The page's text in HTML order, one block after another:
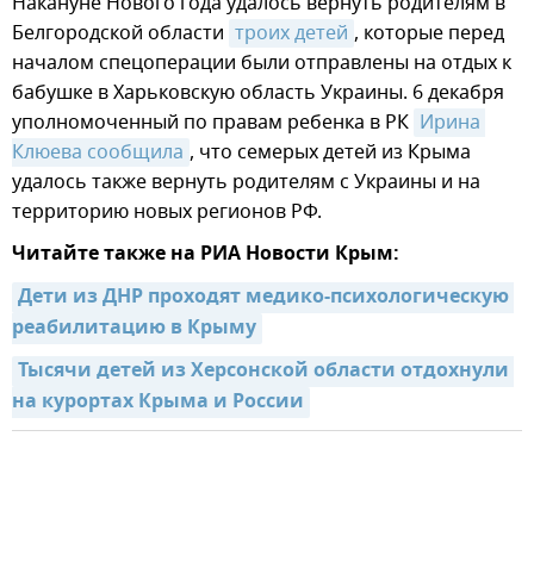
Белгородской области троих детей , которые перед
началом спецоперации были отправлены на отдых к
бабушке в Харьковскую область Украины. 6 декабря
уполномоченный по правам ребенка в РК Ирина
Клюева сообщила , что семерых детей из Крыма
удалось также вернуть родителям с Украины и на
территорию новых регионов РФ.
Читайте также на РИА Новости Крым:
Дети из ДНР проходят медико-психологическую
реабилитацию в Крыму
Тысячи детей из Херсонской области отдохнули
на курортах Крыма и России